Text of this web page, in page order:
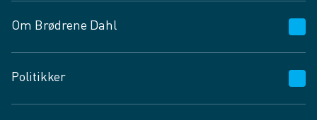
Om Brødrene Dahl
Vagttelefon 30 10 89 89
Spørgsmål og svar
Politikker